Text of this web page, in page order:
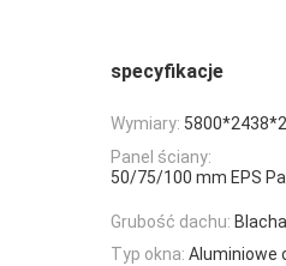
specyfikacje
Wymiary:
Panel ściany:
50/75/100 mm EPS
Grubość dachu:
Typ okna: Aluminiowe